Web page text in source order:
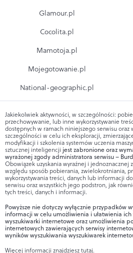
Glamour.pl
Cocolita.pl
Mamotoja.pl
Mojegotowanie.pl
National-geographic.pl
Jakiekolwiek aktywności, w szczególności:
przechowywanie, lub inne wykorzystywanie
dostępnych w ramach niniejszego serwisu oraz
szczególności w celu ich eksploracji,
modyfikacji i szkolenia systemów uczenia
sztucznej inteligencji jest zabronione oraz
wyrażonej zgody administratora serwisu –
Obowiązek uzyskania wyraźnej i jednoznacznej
względu sposób pobierania, zwielokrotniania,
wykorzystywania treści, danych lub informacji
serwisu oraz wszystkich jego podstron, jak
tych treści, danych i informacji.
Powyższe nie dotyczy wyłącznie przypadków
informacji w celu umożliwienia i ułatwienia
wyszukiwarki internetowe oraz umożliwienia
internetowych zawierających serwisy
wyników wyszukiwania wyszukiwarek
Więcej informacji znajdziesztutaj.